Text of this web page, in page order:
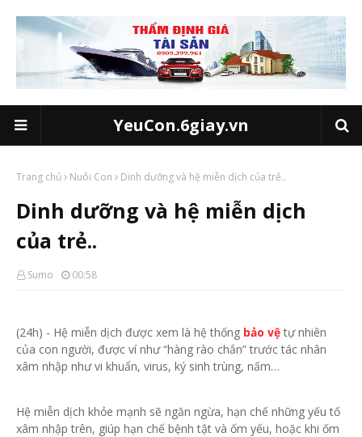
YeuCon.6giay.vn
Trang chủ Nuôi Con Dinh dưỡng và hệ miễn dịch của trẻ..
Dinh dưỡng và hệ miễn dịch
của trẻ..
Sumo 00:58
(24h) - Hệ miễn dịch được xem là hệ thống bảo vệtự nhiên
của con người, được ví như “hàng rào chắn” trước tác nhân
xâm nhập như vi khuẩn, virus, ký sinh trùng, nấm…
Hệ miễn dịch khỏe mạnh sẽ ngăn ngừa, hạn chế những yếu tố
xâm nhập trên, giúp hạn chế bệnh tật và ốm yếu, hoặc khi ốm